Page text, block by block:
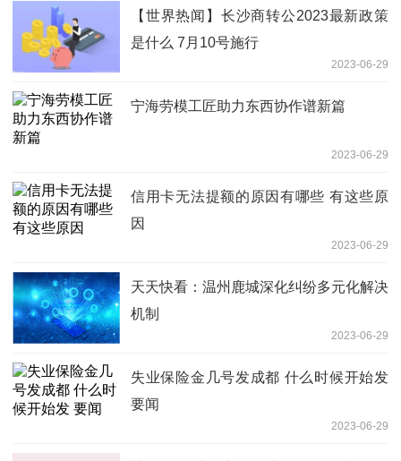
【世界热闻】长沙商转公2023最新政策
是什么 7月10号施行
2023-06-29
宁海劳模工匠助力东西协作谱新篇
2023-06-29
信用卡无法提额的原因有哪些 有这些原
因
2023-06-29
天天快看：温州鹿城深化纠纷多元化解决
机制
2023-06-29
失业保险金几号发成都 什么时候开始发
要闻
2023-06-29